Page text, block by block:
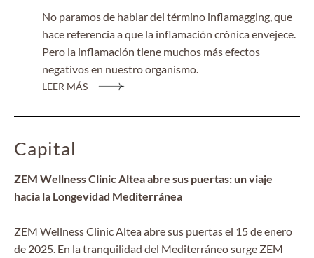
No paramos de hablar del término inflamagging, que
hace referencia a que la inflamación crónica envejece.
Pero la inflamación tiene muchos más efectos
negativos en nuestro organismo.
LEER MÁS
Capital
ZEM Wellness Clinic Altea abre sus puertas: un viaje
hacia la Longevidad Mediterránea
ZEM Wellness Clinic Altea abre sus puertas el 15 de enero
de 2025. En la tranquilidad del Mediterráneo surge ZEM